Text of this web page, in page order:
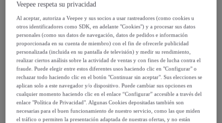
LEDS C4 Empotrable De Pared Ip66
Micenas Led Pro Led 8.7W Blanco Neutro -
4000K On-Off G
Modelo: LEDS C4 Empotrable De Pared
Ip66 Micenas Led Pro Led 8.7W Blanco
Neutro - 4000K On-Off G
58,95 €
Veepee respeta su privacidad
Al aceptar, autoriza a Veepee y sus socios a usar rastreadores (como cookies u
otros identificadores como SDK, en adelante "Cookies") y a procesar sus datos
personales (como sus datos de navegación, datos de pedidos e información
proporcionada en su cuenta de miembro) con el fin de ofrecerle publicidad
personalizada (incluida en su pantalla de televisión) y medir su rendimiento,
realizar ciertos análisis sobre la actividad de ventas y con fines de lucha contra el
fraude. Puede elegir entre estos diferentes usos haciendo clic en "Configurar" o
rechazar todo haciendo clic en el botón "Continuar sin aceptar". Sus elecciones se
aplican solo a este navegador y/o dispositivo. Puede cambiar sus opciones en
cualquier momento haciendo clic en el enlace “Configurar” accesible a través del
enlace "Política de Privacidad". Algunas Cookies depositadas también son
necesarias para el buen funcionamiento de nuestro servicio, como las que miden
el tráfico o permiten la presentación adaptada de nuestras ofertas, y no están